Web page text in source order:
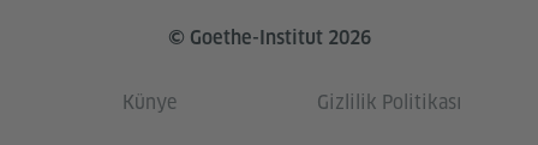
© Goethe-Institut 2026
Künye Gizlilik Politikası